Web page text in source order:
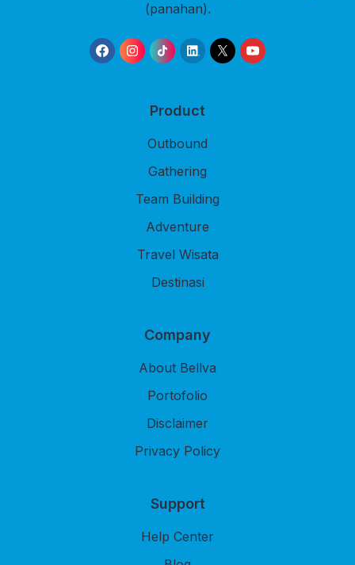
(panahan).
Product
Outbound
Gathering
Team Building
Adventure
Travel Wisata
Destinasi
Company
About Bellva
Portofolio
Disclaimer
Privacy Policy
Support
Help Center